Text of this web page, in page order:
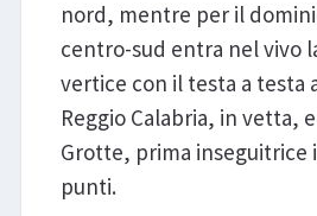
nord, mentre per il
centro-sud entra nel vivo
vertice con il testa a testa
Reggio Calabria, in vetta,
Grotte, prima inseguitrice
punti.